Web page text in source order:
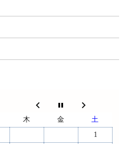
木 金
土
1